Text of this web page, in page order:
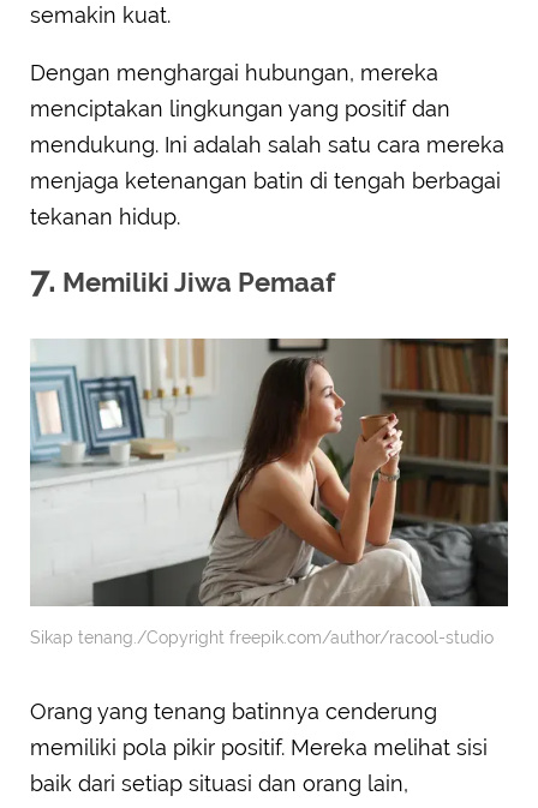
semakin kuat.
Dengan menghargai hubungan, mereka
menciptakan lingkungan yang positif dan
mendukung. Ini adalah salah satu cara mereka
menjaga ketenangan batin di tengah berbagai
tekanan hidup.
7. Memiliki Jiwa Pemaaf
Sikap tenang./Copyright freepik.com/author/racool-studio
Orang yang tenang batinnya cenderung
memiliki pola pikir positif. Mereka melihat sisi
baik dari setiap situasi dan orang lain,